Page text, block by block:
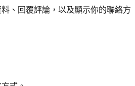
、回覆評論，以及顯示你的聯絡方